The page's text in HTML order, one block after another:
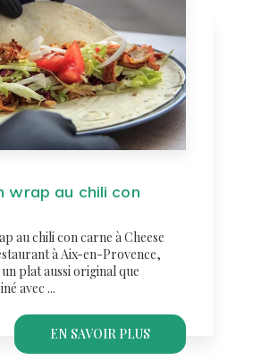
wrap au chili con
au chili con carne à Cheese
à Aix-en-Provence,
plat aussi original que
avec ...
EN SAVOIR PLUS